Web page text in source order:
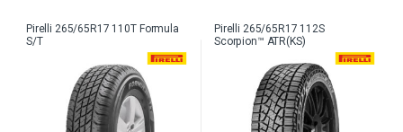
Pirelli 265/65R17 110T Formula
S/T
Pirelli 265/65R17 112S
Scorpion™ ATR(KS)